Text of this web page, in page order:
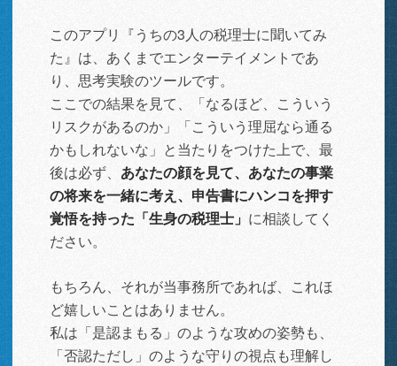
このアプリ『うちの3人の税理士に聞いてみ
た』は、あくまでエンターテイメントであ
り、思考実験のツールです。
ここでの結果を見て、「なるほど、こういう
リスクがあるのか」「こういう理屈なら通る
かもしれないな」と当たりをつけた上で、最
後は必ず、 あなたの顔を見て、あなたの事業
の将来を一緒に考え、申告書にハンコを押す
覚悟を持った「生身の税理士」 に相談してく
ださい。
もちろん、それが当事務所であれば、これほ
ど嬉しいことはありません。
私は「是認まもる」のような攻めの姿勢も、
「否認ただし」のような守りの視点も理解し